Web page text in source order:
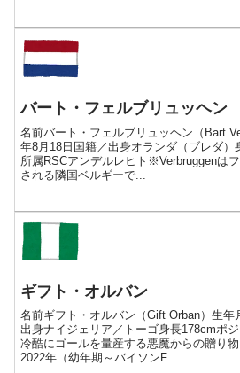
バート・フェルブリュッヘン
名前バート・フェルブリュッヘン（Bart
年8月18日国籍／出身オランダ（ブレダ）
所属RSCアンデルレヒト※Verbruggenは
される隣国ベルギーで...
ギフト・オルバン
名前ギフト・オルバン（Gift Orban）生年
出身ナイジェリア／トーゴ身長178cmポ
冷酷にゴールを量産する悪魔からの贈り
2022年（幼年期～バイソンF...